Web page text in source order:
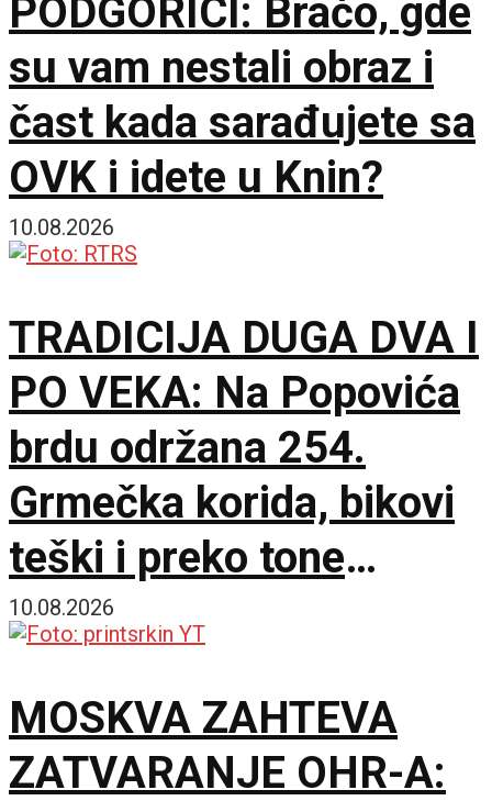
PODGORICI: Braćo, gde
su vam nestali obraz i
čast kada sarađujete sa
OVK i idete u Knin?
10.08.2026
TRADICIJA DUGA DVA I
PO VEKA: Na Popovića
brdu održana 254.
Grmečka korida, bikovi
teški i preko tone
ukrstili rogove
10.08.2026
MOSKVA ZAHTEVA
ZATVARANJE OHR-A: